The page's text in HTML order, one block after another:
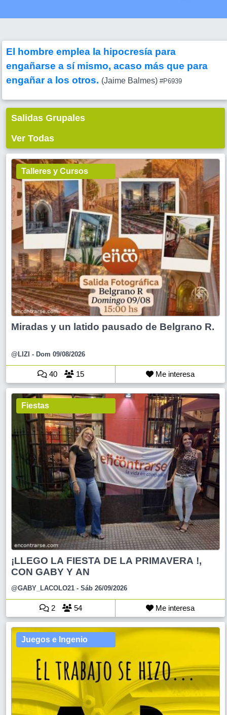
El hombre emplea la hipocresía para
engañarse a sí mismo, acaso más que para
engañar a los otros. (Jaime Balmes) #P6939
Salidas Grupales
Ver Todas
Talleres y Cursos
Miradas y un latido pausado de Belgrano R.
@LIZI - Dom 09/08/2026
40 15 Me interesa
Fiestas
¡LLEGO LA FIESTA DE LA PRIMAVERA !,
CON GABY Y AN
@GABY_LACOLO21 - Sáb 26/09/2026
2 54 Me interesa
Juegos e Ingenio